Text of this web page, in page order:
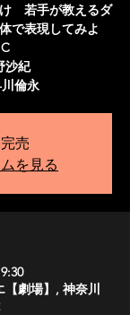
若手が教えるダ
で表現してみよ
沙紀
倫永
売
を見る
劇場】, 神奈川